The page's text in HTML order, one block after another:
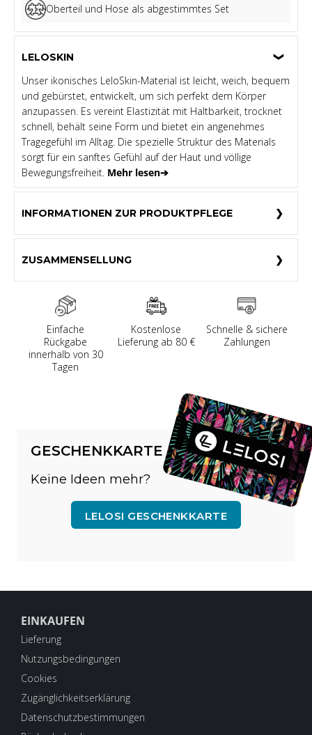
Oberteil und Hose als abgestimmtes Set
LELOSKIN
Unser ikonisches LeloSkin-Material ist leicht, weich, bequem
und gebürstet, entwickelt, um sich perfekt dem Körper
anzupassen. Es vereint Elastizität mit Haltbarkeit, trocknet
schnell, behält seine Form und bietet ein angenehmes
Tragegefühl im Alltag. Die spezielle Struktur des Materials
sorgt für ein sanftes Gefühl auf der Haut und völlige
Bewegungsfreiheit. Mehr lesen➔
INFORMATIONEN ZUR PRODUKTPFLEGE
ZUSAMMENSELLUNG
Einfache
Rückgabe
innerhalb von 30
Tagen
Kostenlose
Lieferung ab 80 €
Schnelle & sichere
Zahlungen
GESCHENKKARTE
Keine Ideen mehr?
LELOSI GESCHENKKARTE
EINKAUFEN
Lieferung
Nutzungsbedingungen
Cookies
Zugänglichkeitserklärung
Datenschutzbestimmungen